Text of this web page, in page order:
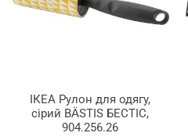
ІКЕА Рулон для одягу,
сірий BÄSTIS БЕСТІС,
904.256.26